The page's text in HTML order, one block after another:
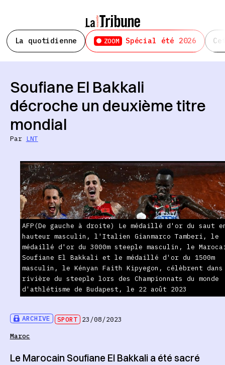
La quotidienne ZOOM Spécial été 2026
ARCHIVE SPORT 23/08/2023
Maroc
Soufiane El Bakkali
décroche un deuxième titre
mondial
Par LNT
AFP(De gauche à droite) Le médaillé d'or du saut
hauteur masculin, l'Italien Gianmarco Tamberi, le
médaillé d'or du 3000m steeple masculin, le
Soufiane El Bakkali et le médaillé d'or du 1500m
masculin, le Kényan Faith Kipyegon, célèbrent
rivière du steeple lors des Championnats du monde
d'athlétisme de Budapest, le 22 août 2023
Le Marocain Soufiane El Bakkali a été sacré